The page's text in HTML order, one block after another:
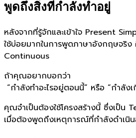
พูดถึงสิ่งที่กำลังทำอยู่
หลังจากที่รู้จักและเข้าใจ Present
ใช้บ่อยมากในการพูดภาษาอังกฤษจริ
Continuous
ถ้าคุณอยากบอกว่า
“กำลังทำอะไรอยู่ตอนนี้” หรือ “กำลังเ
คุณจำเป็นต้องใช้โครงสร้างนี้ ซึ่งเป็น
เมื่อต้องพูดถึงเหตุการณ์ที่กำลังดำเนิ